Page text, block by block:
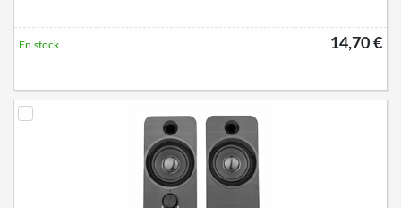
14,70 €
En stock